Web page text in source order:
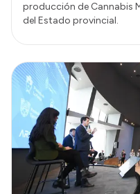
producción de Cannabis
del Estado provincial.